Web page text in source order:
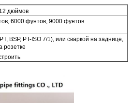
дюймов
6000 фунтов, 9000 фунтов
BSP, PT-ISO 7/1), или сваркой на заднице,
розетке